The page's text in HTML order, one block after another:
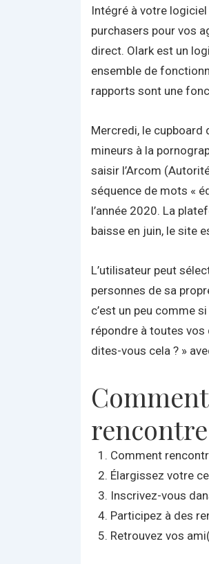
Intégré à votre
purchasers pour vos
direct. Olark est un
ensemble de
rapports sont une
Mercredi, le cupboard
mineurs à la
saisir l’Arcom
séquence de mots «
l’année 2020. La
baisse en juin, le site
L’utilisateur peut
personnes de sa
c’est un peu comme
répondre à toutes
dites-vous cela ? »
Comment
Élargissez votre
Inscrivez-vous
Participez à des
Retrouvez vos